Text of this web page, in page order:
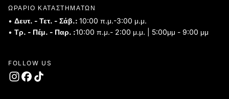
ΩΡΑΡΙΟ ΚΑΤΑΣΤΗΜΑΤΩΝ
• Δευτ. - Τετ. - Σάβ.: 10:00 π.μ.-3:00 μ.μ.
• Τρ. - Πέμ. - Παρ. :10:00 π.μ.- 2:00 μ.μ. | 5:00μμ - 9:00 μμ
FOLLOW US